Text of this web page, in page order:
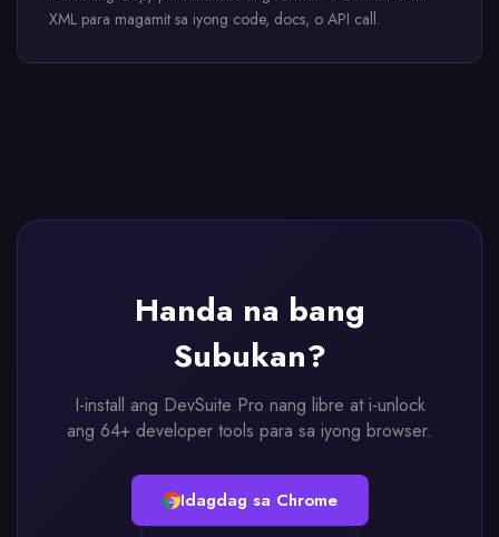
XML para magamit sa iyong code, docs, o API call.
Handa na bang
Subukan?
I-install ang DevSuite Pro nang libre at i-unlock
ang 64+ developer tools para sa iyong browser.
Idagdag sa Chrome